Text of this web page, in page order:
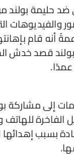
حليمة بولند
والفيديوهات
أنه قام
قصد خدش
عمدًا.
إلى مشاركة
الفاخرة
بسبب